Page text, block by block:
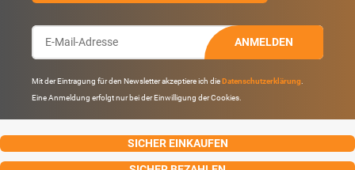
ANMELDEN
Mit der Eintragung für den Newsletter akzeptiere ich dieDatenschutzerklärung
Eine Anmeldung erfolgt nur bei der Einwilligung der Cookies.
SICHER EINKAUFEN